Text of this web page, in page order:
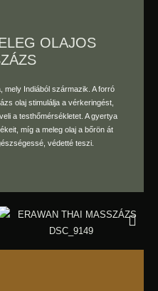
OLAJOS
mely Indiából származik. A forró
olaj stimulálja a vérkeringést,
a testhőmérsékletet. A gyertya
míg a meleg olaj a bőrön át
védetté teszi.